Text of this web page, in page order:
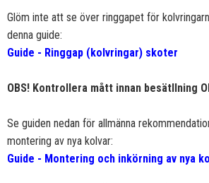
Glöm inte att se över ringgapet för
denna guide:
Guide - Ringgap (kolvringar) skoter
OBS! Kontrollera mått innan besätllning
Se guiden nedan för allmänna
montering av nya kolvar:
Guide - Montering och inkörning av nya